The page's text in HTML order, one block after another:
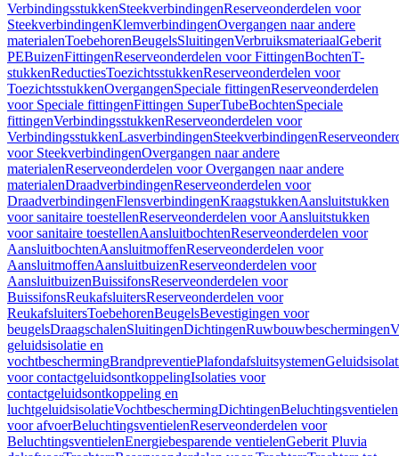
VerbindingsstukkenSteekverbindingenReserveonderdelen voor
SteekverbindingenKlemverbindingenOvergangen naar andere
materialenToebehorenBeugelsSluitingenVerbruiksmateriaalGeberit
PEBuizenFittingenReserveonderdelen voor FittingenBochtenT-
stukkenReductiesToezichtsstukkenReserveonderdelen voor
ToezichtsstukkenOvergangenSpeciale fittingenReserveonderdelen
voor Speciale fittingenFittingen SuperTubeBochtenSpeciale
fittingenVerbindingsstukkenReserveonderdelen voor
VerbindingsstukkenLasverbindingenSteekverbindingen
voor SteekverbindingenOvergangen naar andere
materialenReserveonderdelen voor Overgangen naar andere
materialenDraadverbindingenReserveonderdelen voor
DraadverbindingenFlensverbindingenKraagstukkenAansluitstukken
voor sanitaire toestellenReserveonderdelen voor Aansluitstukken
voor sanitaire toestellenAansluitbochtenReserveonderdelen voor
AansluitbochtenAansluitmoffenReserveonderdelen voor
AansluitmoffenAansluitbuizenReserveonderdelen voor
AansluitbuizenBuissifonsReserveonderdelen voor
BuissifonsReukafsluitersReserveonderdelen voor
ReukafsluitersToebehorenBeugelsBevestigingen voor
beugelsDraagschalenSluitingenDichtingenRuwbouwbeschermingen
geluidsisolatie en
vochtbeschermingBrandpreventiePlafondafsluitsystemen
voor contactgeluidsontkoppelingIsolaties voor
contactgeluidsontkoppeling en
luchtgeluidsisolatieVochtbeschermingDichtingenBeluchtingsventielen
voor afvoerBeluchtingsventielenReserveonderdelen voor
BeluchtingsventielenEnergiebesparende ventielenGeberit Pluvia